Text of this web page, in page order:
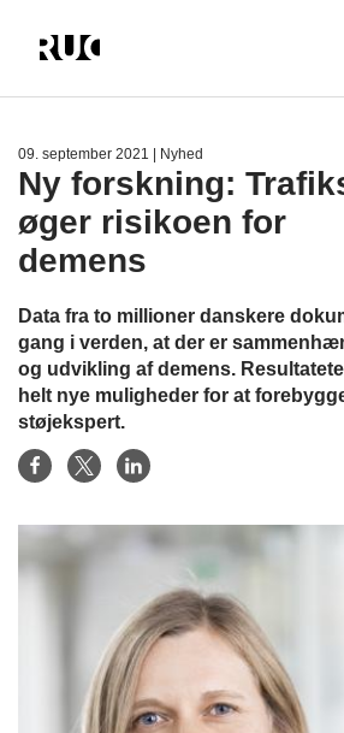
09. september 2021 | Nyhed
Ny forskning:
øger risikoen for
demens
Data fra to millioner danskere
gang i verden, at der er
og udvikling af demens.
helt nye muligheder for at
støjekspert.